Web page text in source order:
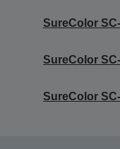
SureColor
SureColor
SureColor